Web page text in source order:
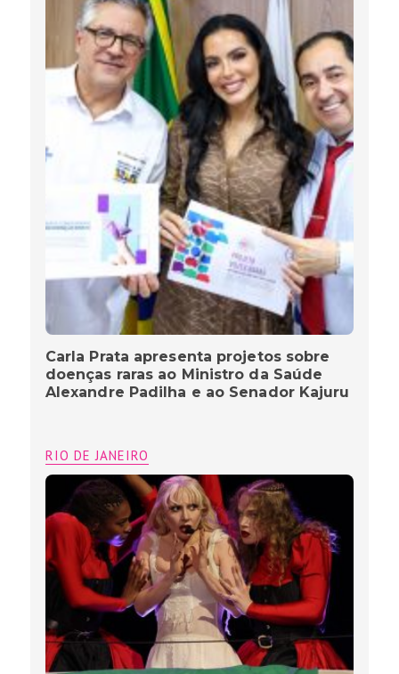
Carla Prata apresenta projetos sobre
doenças raras ao Ministro da Saúde
Alexandre Padilha e ao Senador Kajuru
RIO DE JANEIRO